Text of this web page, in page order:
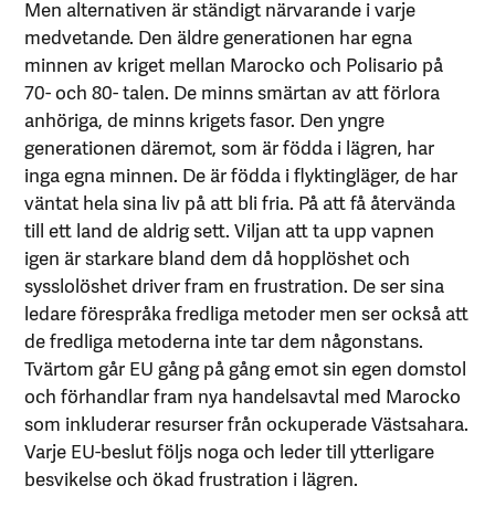
Men alternativen är ständigt närvarande i varje
medvetande. Den äldre generationen har egna
minnen av kriget mellan Marocko och Polisario på
70- och 80- talen. De minns smärtan av att förlora
anhöriga, de minns krigets fasor. Den yngre
generationen däremot, som är födda i lägren, har
inga egna minnen. De är födda i flyktingläger, de har
väntat hela sina liv på att bli fria. På att få återvända
till ett land de aldrig sett. Viljan att ta upp vapnen
igen är starkare bland dem då hopplöshet och
sysslolöshet driver fram en frustration. De ser sina
ledare förespråka fredliga metoder men ser också att
de fredliga metoderna inte tar dem någonstans.
Tvärtom går EU gång på gång emot sin egen domstol
och förhandlar fram nya handelsavtal med Marocko
som inkluderar resurser från ockuperade Västsahara.
Varje EU-beslut följs noga och leder till ytterligare
besvikelse och ökad frustration i lägren.